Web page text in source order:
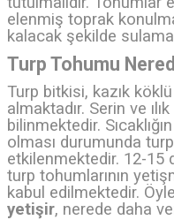
elenmiş toprak
kalacak şekilde
Turp Tohumu
Turp bitkisi, kazık
almaktadır. Serin ve
bilinmektedir.
olması durumunda
etkilenmektedir. 12-15
turp tohumlarının
kabul edilmektedir.
yetişir, nerede daha